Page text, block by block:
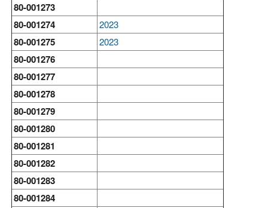
80-001273
80-001274
2023
80-001275 2023
80-001276
80-001277
80-001278
80-001279
80-001280
80-001281
80-001282
80-001283
80-001284